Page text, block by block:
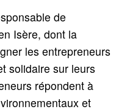
de
Isère, dont la
les entrepreneurs
solidaire sur leurs
répondent à
et